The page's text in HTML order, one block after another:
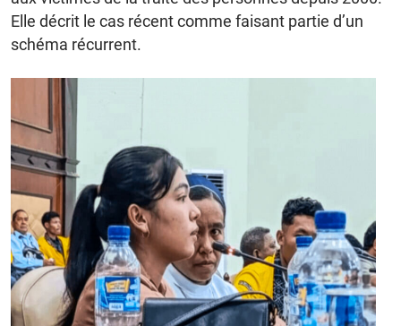
Elle décrit le cas récent comme faisant partie d’un
schéma récurrent.